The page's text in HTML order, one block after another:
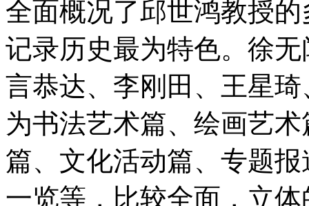
全面概况了邱世鸿教授
记录历史最为特色。徐
言恭达、李刚田、王星
为书法艺术篇、绘画艺
篇、文化活动篇、专题
一览等，比较全面，立